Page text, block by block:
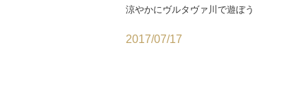
涼やかにヴルタヴァ川で遊ぼう
2017/07/17